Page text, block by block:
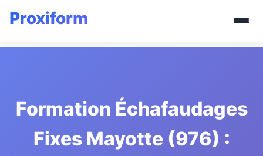
Formation Échafaudages
Fixes Mayotte (976) :